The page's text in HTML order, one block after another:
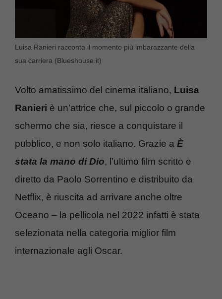
Luisa Ranieri racconta il momento più imbarazzante della
sua carriera (Blueshouse.it)
Volto amatissimo del cinema italiano, Luisa
Ranieri è un’attrice che, sul piccolo o grande
schermo che sia, riesce a conquistare il
pubblico, e non solo italiano. Grazie a È
stata la mano di Dio, l’ultimo film scritto e
diretto da Paolo Sorrentino e distribuito da
Netflix, è riuscita ad arrivare anche oltre
Oceano – la pellicola nel 2022 infatti è stata
selezionata nella categoria miglior film
internazionale agli Oscar.